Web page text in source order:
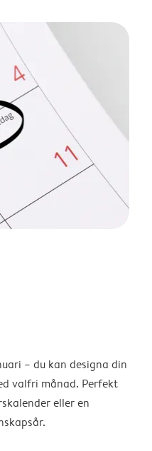
– du kan designa din
valfri månad. Perfekt
eller en